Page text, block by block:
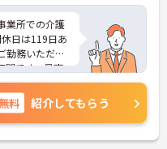
業所での介護
日は119日あ
勤務いただけ
問です。最寄
ご興味のある
細をお話し
料 紹介してもらう